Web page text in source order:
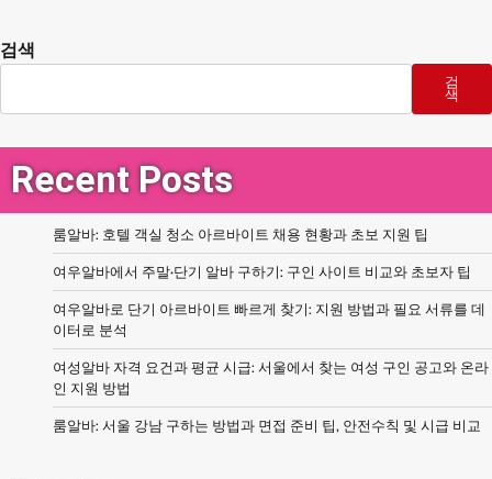
검색
검
색
Recent Posts
룸알바: 호텔 객실 청소 아르바이트 채용 현황과 초보 지원 팁
여우알바에서 주말·단기 알바 구하기: 구인 사이트 비교와 초보자 팁
여우알바로 단기 아르바이트 빠르게 찾기: 지원 방법과 필요 서류를 데
이터로 분석
여성알바 자격 요건과 평균 시급: 서울에서 찾는 여성 구인 공고와 온라
인 지원 방법
룸알바: 서울 강남 구하는 방법과 면접 준비 팁, 안전수칙 및 시급 비교